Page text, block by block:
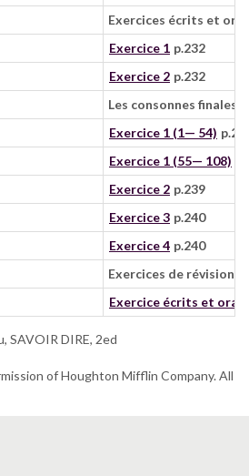
Exercices écrits et
Exercice 1 p.232
Exercice 2 p.232
Les consonnes finales
Exercice 1 (1— 54)
Exercice 1 (55— 108)
Exercice 2 p.239
Exercice 3 p.240
Exercice 4 p.240
Exercices de révision
Exercice écrits et oral
SAVOIR DIRE, 2ed
of Houghton Mifflin Company. All